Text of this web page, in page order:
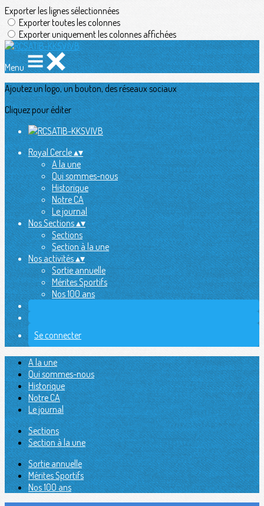
Exporter les lignes sélectionnées
Exporter toutes les colonnes
Exporter uniquement les colonnes affichées
Menu
Ajoutez un logo, un bouton, des réseaux sociaux
Cliquez pour éditer
Royal Cercle▴▾
A la une
Qui sommes-nous
Historique
Notre CA
Le journal
Nos Sections▴▾
Sections
Section à la une
Nos activités▴▾
Sortie annuelle
Mérites Sportifs
Nos 100 ans
Se connecter
A la une
Qui sommes-nous
Historique
Notre CA
Le journal
Sections
Section à la une
Sortie annuelle
Mérites Sportifs
Nos 100 ans